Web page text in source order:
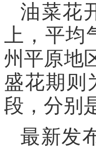
油菜花
上，平
州平原地
盛花期则
段，分别
最新发